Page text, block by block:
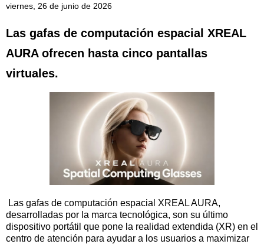
viernes, 26 de junio de 2026
Las gafas de computación espacial XREAL
AURA ofrecen hasta cinco pantallas
virtuales.
Las gafas de computación espacial XREAL AURA,
desarrolladas por la marca tecnológica, son su último
dispositivo portátil que pone la realidad extendida (XR) en el
centro de atención para ayudar a los usuarios a maximizar